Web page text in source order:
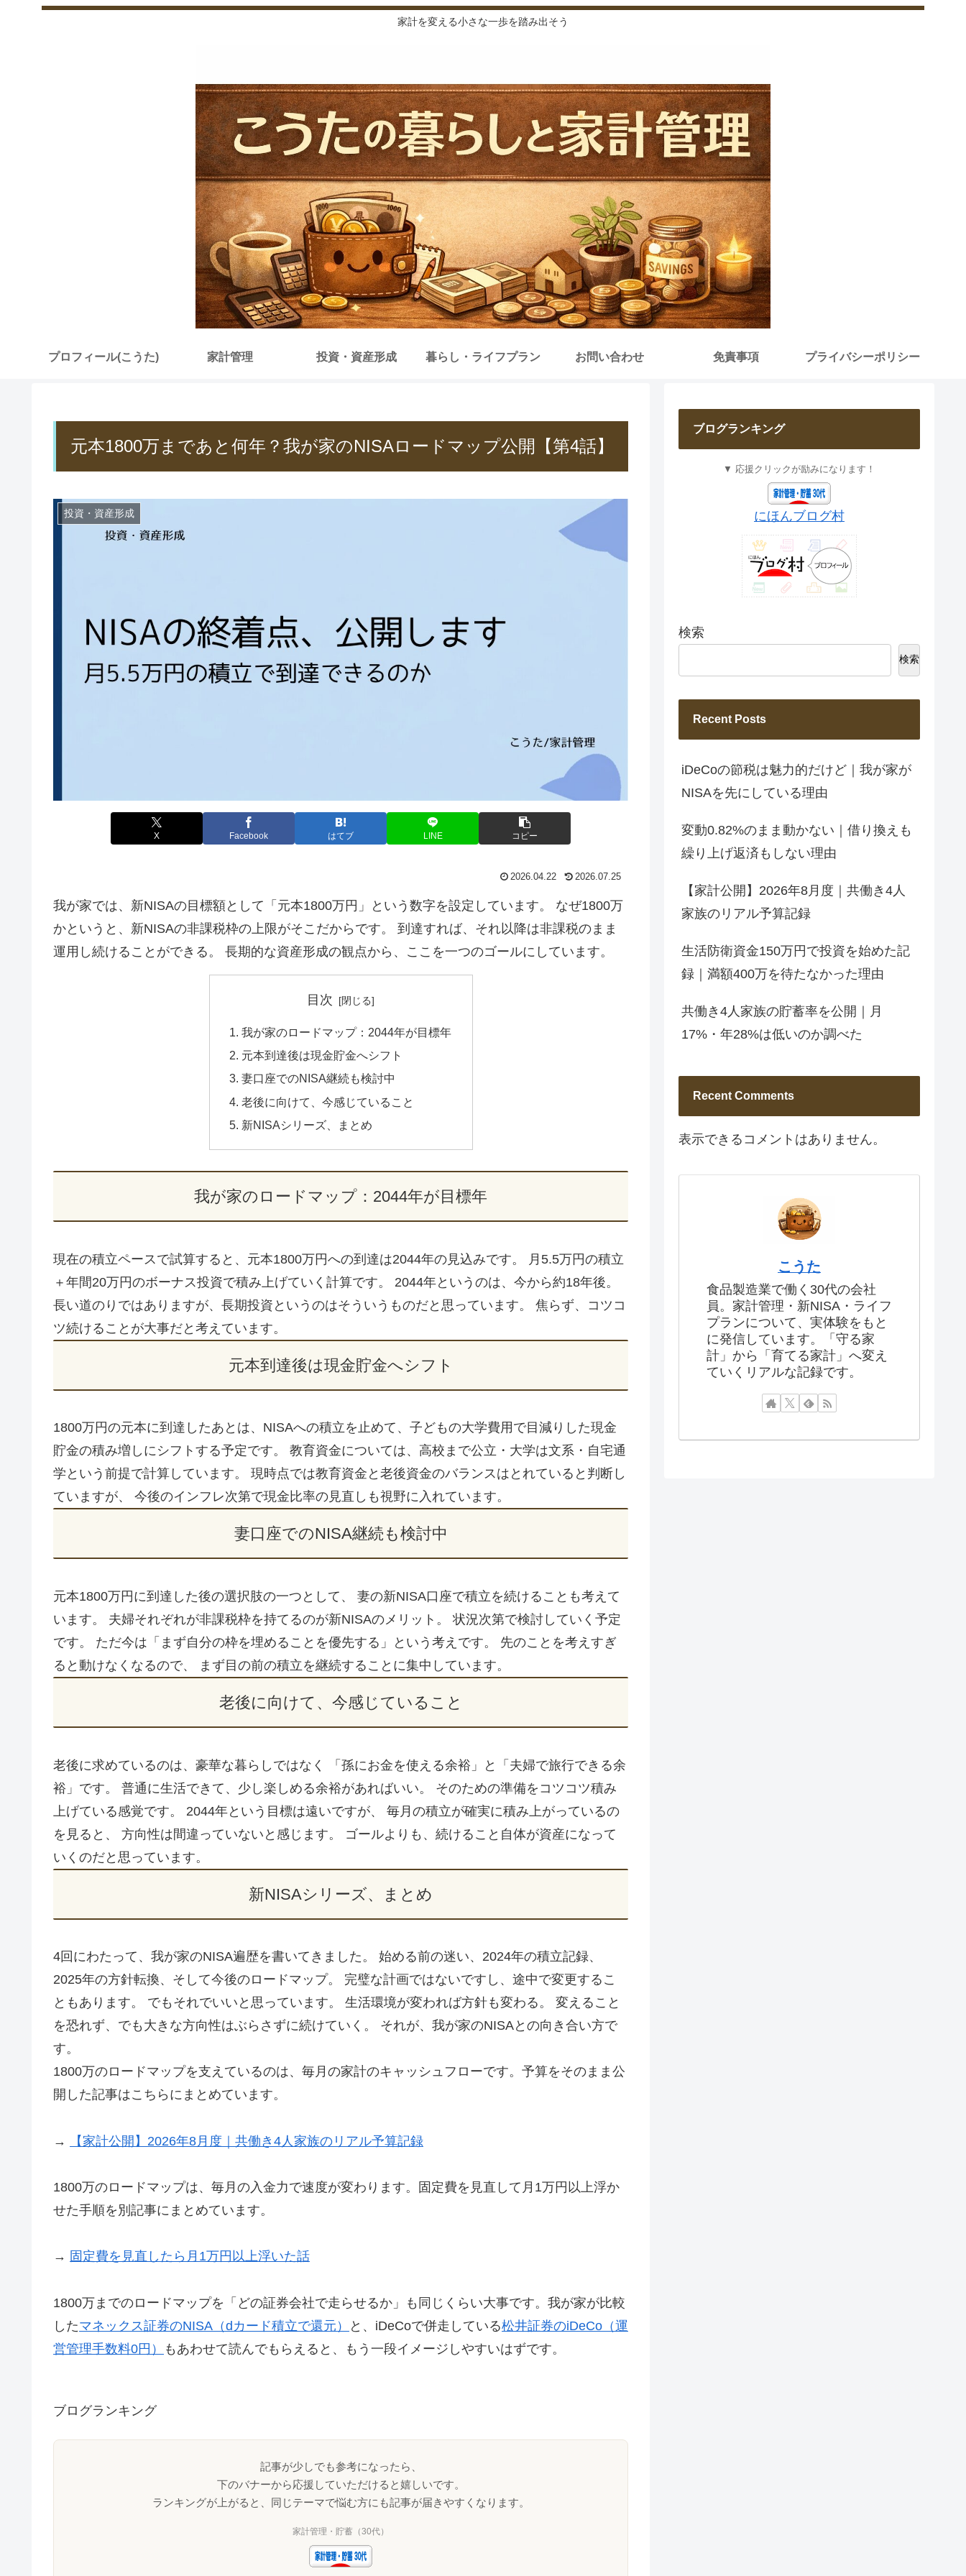
家計を変える小さな一歩を踏み出そう
プロフィール(こうた) 家計管理 投資・資産形成 暮らし・ライフプラン お問い合わせ 免責事項 プライバシーポリシー
元本1800万まであと何年？我が家のNISAロードマップ公開【第4話】
投資・資産形成
X Facebook はてブ LINE コピー
2026.04.22 2026.07.25
我が家では、新NISAの目標額として「元本1800万円」という数字を設定しています。 なぜ1800万
かというと、新NISAの非課税枠の上限がそこだからです。 到達すれば、それ以降は非課税のまま
運用し続けることができる。 長期的な資産形成の観点から、ここを一つのゴールにしています。
目次
我が家のロードマップ：2044年が目標年
元本到達後は現金貯金へシフト
妻口座でのNISA継続も検討中
老後に向けて、今感じていること
新NISAシリーズ、まとめ
我が家のロードマップ：2044年が目標年
現在の積立ペースで試算すると、元本1800万円への到達は2044年の見込みです。 月5.5万円の積立
＋年間20万円のボーナス投資で積み上げていく計算です。 2044年というのは、今から約18年後。
長い道のりではありますが、長期投資というのはそういうものだと思っています。 焦らず、コツコ
ツ続けることが大事だと考えています。
元本到達後は現金貯金へシフト
1800万円の元本に到達したあとは、NISAへの積立を止めて、子どもの大学費用で目減りした現金
貯金の積み増しにシフトする予定です。 教育資金については、高校まで公立・大学は文系・自宅通
学という前提で計算しています。 現時点では教育資金と老後資金のバランスはとれていると判断し
ていますが、 今後のインフレ次第で現金比率の見直しも視野に入れています。
妻口座でのNISA継続も検討中
元本1800万円に到達した後の選択肢の一つとして、 妻の新NISA口座で積立を続けることも考えて
います。 夫婦それぞれが非課税枠を持てるのが新NISAのメリット。 状況次第で検討していく予定
です。 ただ今は「まず自分の枠を埋めることを優先する」という考えです。 先のことを考えすぎ
ると動けなくなるので、 まず目の前の積立を継続することに集中しています。
老後に向けて、今感じていること
老後に求めているのは、豪華な暮らしではなく 「孫にお金を使える余裕」と「夫婦で旅行できる余
裕」です。 普通に生活できて、少し楽しめる余裕があればいい。 そのための準備をコツコツ積み
上げている感覚です。 2044年という目標は遠いですが、 毎月の積立が確実に積み上がっているの
を見ると、 方向性は間違っていないと感じます。 ゴールよりも、続けること自体が資産になって
いくのだと思っています。
新NISAシリーズ、まとめ
4回にわたって、我が家のNISA遍歴を書いてきました。 始める前の迷い、2024年の積立記録、
2025年の方針転換、そして今後のロードマップ。 完璧な計画ではないですし、途中で変更するこ
ともあります。 でもそれでいいと思っています。 生活環境が変われば方針も変わる。 変えること
を恐れず、でも大きな方向性はぶらさずに続けていく。 それが、我が家のNISAとの向き合い方で
す。
1800万のロードマップを支えているのは、毎月の家計のキャッシュフローです。予算をそのまま公
開した記事はこちらにまとめています。
→ 【家計公開】2026年8月度｜共働き4人家族のリアル予算記録
1800万のロードマップは、毎月の入金力で速度が変わります。固定費を見直して月1万円以上浮か
せた手順を別記事にまとめています。
→ 固定費を見直したら月1万円以上浮いた話
1800万までのロードマップを「どの証券会社で走らせるか」も同じくらい大事です。我が家が比較
したマネックス証券のNISA（dカード積立で還元） と、iDeCoで併走している松井証券のiDeCo（運
営管理手数料0円）
もあわせて読んでもらえると、もう一段イメージしやすいはずです。
ブログランキング
記事が少しでも参考になったら、
下のバナーから応援していただけると嬉しいです。
ランキングが上がると、同じテーマで悩む方にも記事が届きやすくなります。
家計管理・貯蓄（30代）
ブログランキング
▼ 応援クリックが励みになります！
にほんブログ村
検索
検索
Recent Posts
iDeCoの節税は魅力的だけど｜我が家が
NISAを先にしている理由
変動0.82%のまま動かない｜借り換えも
繰り上げ返済もしない理由
【家計公開】2026年8月度｜共働き4人
家族のリアル予算記録
生活防衛資金150万円で投資を始めた記
録｜満額400万を待たなかった理由
共働き4人家族の貯蓄率を公開｜月
17%・年28%は低いのか調べた
Recent Comments
表示できるコメントはありません。
こうた
食品製造業で働く30代の会社
員。家計管理・新NISA・ライフ
プランについて、実体験をもと
に発信しています。「守る家
計」から「育てる家計」へ変え
ていくリアルな記録です。